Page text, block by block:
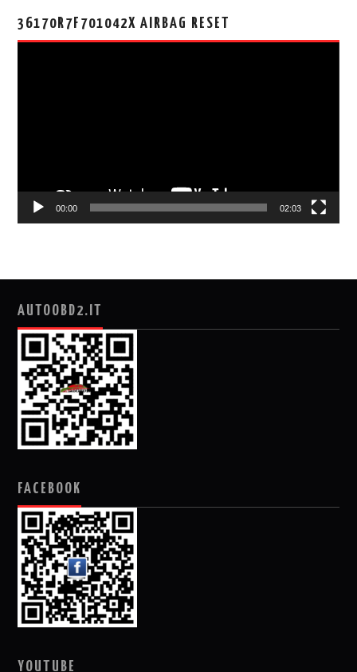
36170R7F701042X AIRBAG RESET
00:00 02:03
AUTOOBD2.IT
FACEBOOK
YOUTUBE